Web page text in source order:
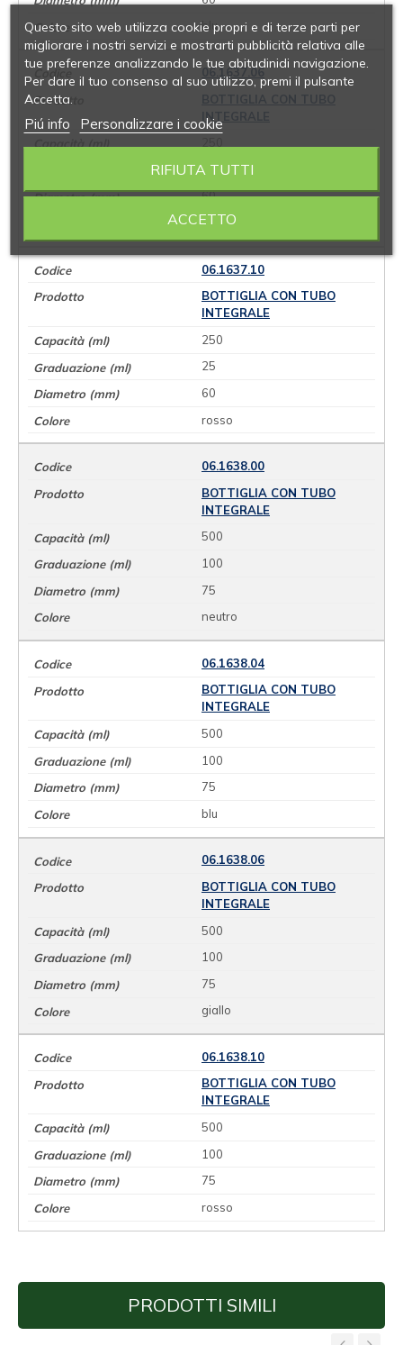
blu
06.1637.06
BOTTIGLIA CON TUBO
INTEGRALE
25
60
giallo
06.1637.10
BOTTIGLIA CON TUBO
INTEGRALE
250
25
60
rosso
06.1638.00
BOTTIGLIA CON TUBO
INTEGRALE
500
100
75
neutro
06.1638.04
BOTTIGLIA CON TUBO
INTEGRALE
500
100
75
blu
06.1638.06
BOTTIGLIA CON TUBO
INTEGRALE
500
100
75
giallo
06.1638.10
BOTTIGLIA CON TUBO
INTEGRALE
500
100
75
rosso
PRODOTTI SIMILI
Questo sito web utilizza cookie propri e di terze parti per
migliorare i nostri servizi e mostrarti pubblicità relativa alle
tue preferenze analizzando le tue abitudinidi navigazione.
Per dare il tuo consenso al suo utilizzo, premi il pulsante
Accetta.
Piú info Personalizzare i cookie
RIFIUTA TUTTI
ACCETTO